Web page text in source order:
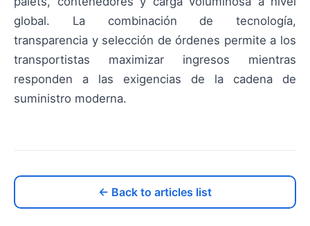
global. La combinación de tecnología,
transparencia y selección de órdenes permite a los
transportistas maximizar ingresos mientras
responden a las exigencias de la cadena de
suministro moderna.
← Back to articles list